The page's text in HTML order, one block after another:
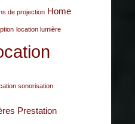
de projection Home
location lumière
sonorisation
Prestation